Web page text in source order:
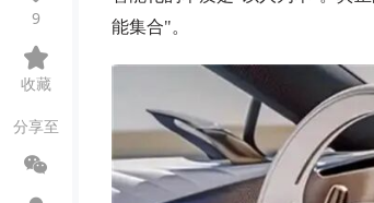
能集合"。
9
收藏
分享至